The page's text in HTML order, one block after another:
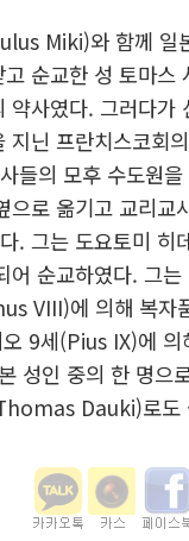
Miki)와 함께 일
순교한 성 토마스
약사였다. 그러다가
지닌 프란치스코회
들의 모후 수도원
으로 옮기고 교리교
. 그는 도요토미
어 순교하였다. 그
VIII)에 의해 복자
9세(Pius IX)에 의
성인 중의 한 명으
Dauki)로도